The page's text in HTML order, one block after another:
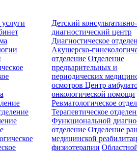
Детский консультативно-
диагностический центр
Диагностическое
Акушерско-
отделение Отделение
предварительных и
периодических
осмотровЦентр
онкологической помощи
Ревматологическое
Терапевтическое
Функциональной
отделение Отделение
медицинской
физиотерапии